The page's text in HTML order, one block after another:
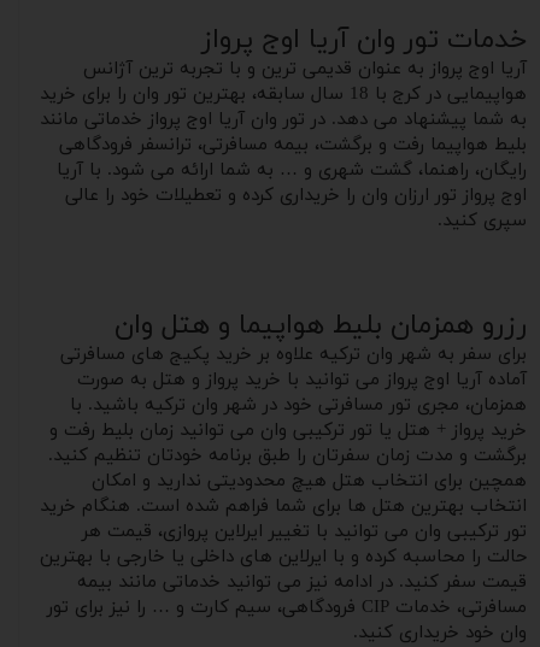
خدمات تور وان آریا اوج پرواز
آریا اوج پرواز به عنوان قدیمی ترین و با تجربه ترین آژانس
هواپیمایی در کرج با 18 سال سابقه، بهترین تور وان را برای خرید
به شما پیشنهاد می دهد. در تور وان آریا اوج پرواز خدماتی مانند
بلیط هواپیما رفت و برگشت، بیمه مسافرتی، ترانسفر فرودگاهی
رایگان، راهنما، گشت شهری و … به شما ارائه می شود. با آریا
اوج پرواز تور ارزان وان را خریداری کرده و تعطیلات خود را عالی
سپری کنید.
رزرو همزمان بلیط هواپیما و هتل وان
برای سفر به شهر وان ترکیه علاوه بر خرید پکیج های مسافرتی
آماده آریا اوج پرواز می توانید با خرید پرواز و هتل به صورت
همزمان، مجری تور مسافرتی خود در شهر وان ترکیه باشید. با
خرید پرواز + هتل یا تور ترکیبی وان می توانید زمان بلیط رفت و‌
برگشت و‌ مدت زمان سفرتان را طبق برنامه خودتان تنظیم کنید.
همچین برای انتخاب هتل هیچ محدودیتی ندارید و امکان
انتخاب بهترین هتل ها برای شما فراهم شده است. هنگام خرید
تور ترکیبی وان می توانید با تغییر ایرلاین پروازی، قیمت هر
حالت را محاسبه کرده و با ایرلاین های داخلی یا خارجی با بهترین
قیمت سفر کنید. در ادامه نیز می توانید خدماتی مانند بیمه
مسافرتی، خدمات CIP فرودگاهی، سیم کارت و … را نیز برای تور
وان خود خریداری کنید.